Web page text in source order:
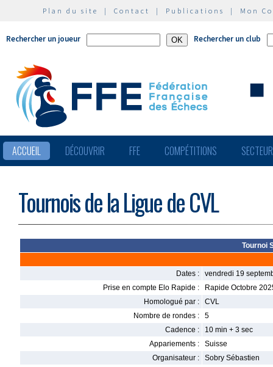
Plan du site | Contact | Publications | Mon
Rechercher un joueur Rechercher un club
ACCUEIL DÉCOUVRIR FFE COMPÉTITIONS
Tournois de la Ligue de CVL
Tournoi
Dates :
vendredi 19
Prise en compte Elo Rapide :
Rapide Octobre
Homologué par :
CVL
Nombre de rondes :
5
Cadence :
10 min + 3 sec
Appariements :
Suisse
Organisateur :
Sobry Sébastien